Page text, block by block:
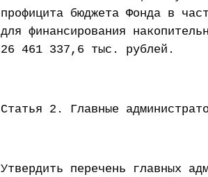
профицита бюджета Фонда в
для финансирования
26 461 337,6 тыс. рублей.
Статья 2. Главные
Утвердить перечень главных